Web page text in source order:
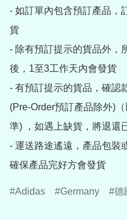
- 如訂單內包含預訂產品，
貨
- 除有預訂提示的貨品外，
後，1至3工作天內會發貨
- 有預訂提示的貨品，確認
(Pre-Order預訂產品除外)
準) ，如遇上缺貨，將退還
- 運送路途遙遠，產品包裝
確保產品完好方會發貨
Adidas Germany 德